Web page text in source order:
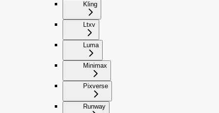
Kling
Ltxv
Luma
Minimax
Pixverse
Runway